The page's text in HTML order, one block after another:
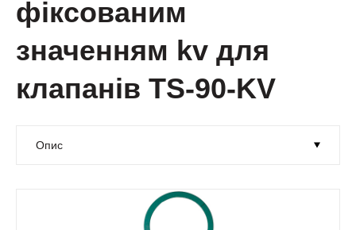
фіксованим
значенням kv для
клапанів TS-90-KV